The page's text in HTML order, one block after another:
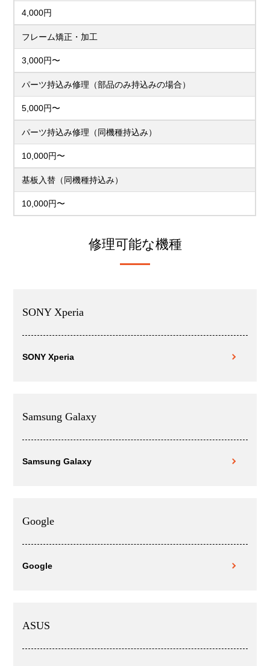
4,000円
フレーム矯正・加工
3,000円〜
パーツ持込み修理（部品のみ持込みの場合）
5,000円〜
パーツ持込み修理（同機種持込み）
10,000円〜
基板入替（同機種持込み）
10,000円〜
修理可能な機種
SONY Xperia
SONY Xperia
Samsung Galaxy
Samsung Galaxy
Google
Google
ASUS